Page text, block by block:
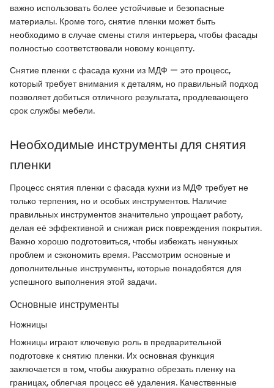
важно использовать более устойчивые и безопасные
материалы. Кроме того, снятие пленки может быть
необходимо в случае смены стиля интерьера, чтобы фасады
полностью соответствовали новому концепту.
Снятие пленки с фасада кухни из МДФ — это процесс,
который требует внимания к деталям, но правильный подход
позволяет добиться отличного результата, продлевающего
срок службы мебели.
Необходимые инструменты для снятия
пленки
Процесс снятия пленки с фасада кухни из МДФ требует не
только терпения, но и особых инструментов. Наличие
правильных инструментов значительно упрощает работу,
делая её эффективной и снижая риск повреждения покрытия.
Важно хорошо подготовиться, чтобы избежать ненужных
проблем и сэкономить время. Рассмотрим основные и
дополнительные инструменты, которые понадобятся для
успешного выполнения этой задачи.
Основные инструменты
Ножницы
Ножницы играют ключевую роль в предварительной
подготовке к снятию пленки. Их основная функция
заключается в том, чтобы аккуратно обрезать пленку на
границах, облегчая процесс её удаления. Качественные